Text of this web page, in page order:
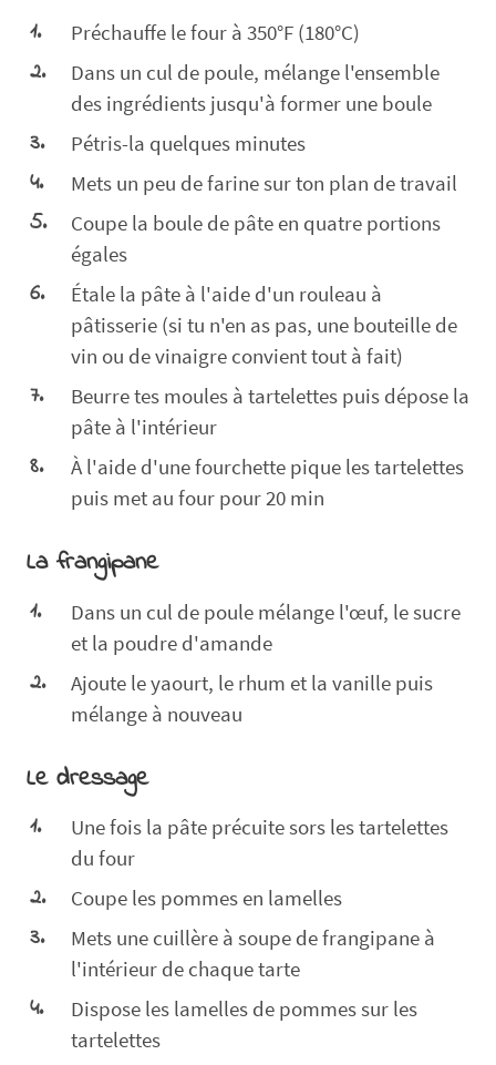
Préchauffe le four à 350°F (180°C)
Dans un cul de poule, mélange l'ensemble
des ingrédients jusqu'à former une boule
Pétris-la quelques minutes
Mets un peu de farine sur ton plan de travail
Coupe la boule de pâte en quatre portions
égales
Étale la pâte à l'aide d'un rouleau à
pâtisserie (si tu n'en as pas, une bouteille de
vin ou de vinaigre convient tout à fait)
Beurre tes moules à tartelettes puis dépose la
pâte à l'intérieur
À l'aide d'une fourchette pique les tartelettes
puis met au four pour 20 min
La frangipane
Dans un cul de poule mélange l'œuf, le sucre
et la poudre d'amande
Ajoute le yaourt, le rhum et la vanille puis
mélange à nouveau
Le dressage
Une fois la pâte précuite sors les tartelettes
du four
Coupe les pommes en lamelles
Mets une cuillère à soupe de frangipane à
l'intérieur de chaque tarte
Dispose les lamelles de pommes sur les
tartelettes